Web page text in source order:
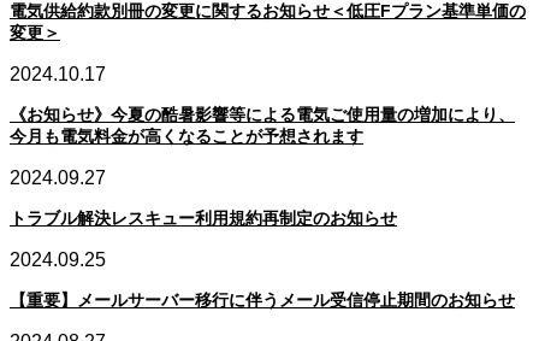
電気供給約款別冊の変更に関するお知らせ＜低圧Fプラン基準単価の
変更＞
2024.10.17
《お知らせ》今夏の酷暑影響等による電気ご使用量の増加により、
今月も電気料金が高くなることが予想されます
2024.09.27
トラブル解決レスキュー利用規約再制定のお知らせ
2024.09.25
【重要】メールサーバー移行に伴うメール受信停止期間のお知らせ